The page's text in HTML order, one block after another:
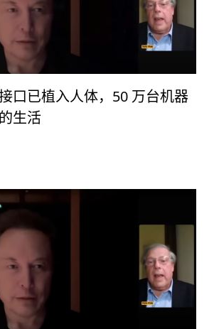
口已植入人体，50 万台机器
生活